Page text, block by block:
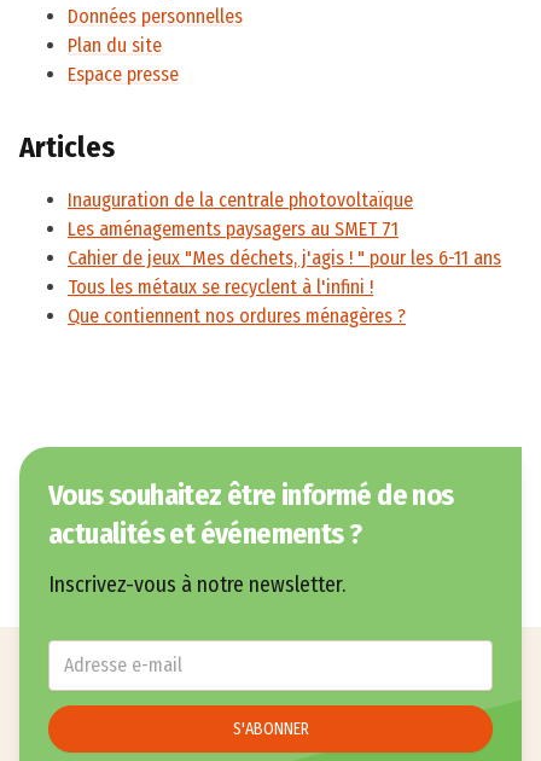
Données personnelles
Plan du site
Espace presse
Articles
Inauguration de la centrale photovoltaïque
Les aménagements paysagers au SMET 71
Cahier de jeux "Mes déchets, j'agis ! " pour les 6-11 ans
Tous les métaux se recyclent à l'infini !
Que contiennent nos ordures ménagères ?
Vous souhaitez être informé de nos
actualités et événements ?
Inscrivez-vous à notre newsletter.
E-mail
S'ABONNER